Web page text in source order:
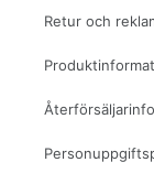
Retur och